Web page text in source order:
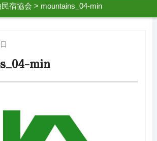
宿協会 > mountains_04-min
min